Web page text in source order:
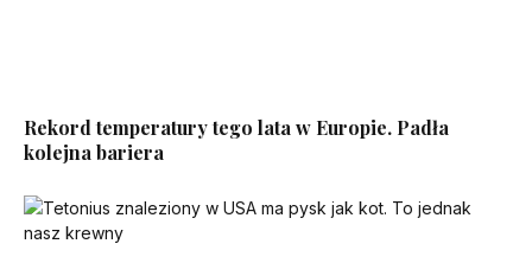
Rekord temperatury tego lata w Europie. Padła
kolejna bariera